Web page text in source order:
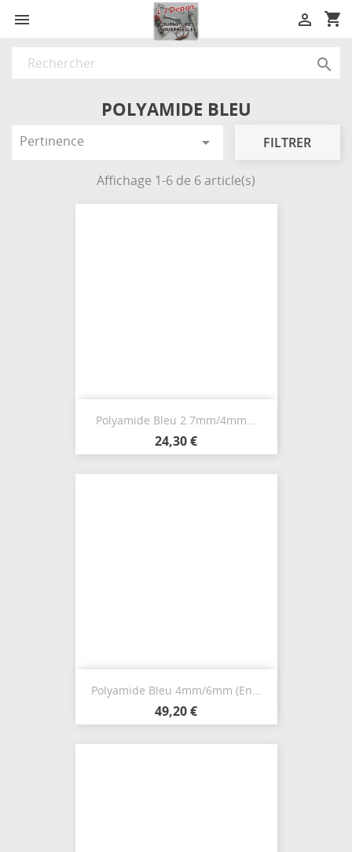
 shopping_cart


POLYAMIDE BLEU
Pertinence  FILTRER
Affichage 1-6 de 6 article(s)
Polyamide Bleu 2.7mm/4mm...
24,30 €
Polyamide Bleu 4mm/6mm (en...
49,20 €